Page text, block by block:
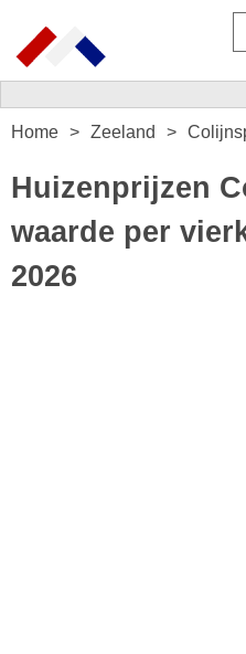
Home Zeeland
Huizenprijzen
waarde per
2026